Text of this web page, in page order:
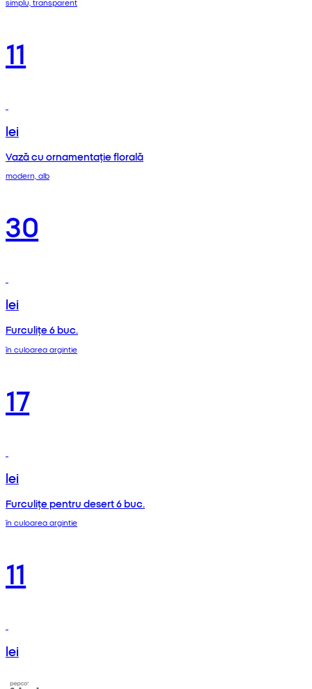
11
lei
Vază cu ornamentație florală
modern, alb
30
lei
Furculițe 6 buc.
în culoarea argintie
17
lei
Furculițe pentru desert 6 buc.
în culoarea argintie
11
lei